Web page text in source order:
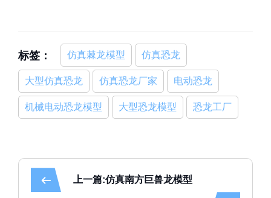
标签： 仿真棘龙模型 仿真恐龙
大型仿真恐龙 仿真恐龙厂家 电动恐龙
机械电动恐龙模型 大型恐龙模型 恐龙工厂
上一篇:仿真南方巨兽龙模型